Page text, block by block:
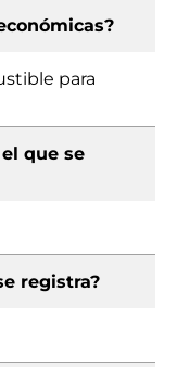
para
que se
registra?